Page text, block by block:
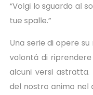
“Volgi lo sguardo al
tue spalle.”
Una serie di opere
volontá di
alcuni versi
del nostro animo nel